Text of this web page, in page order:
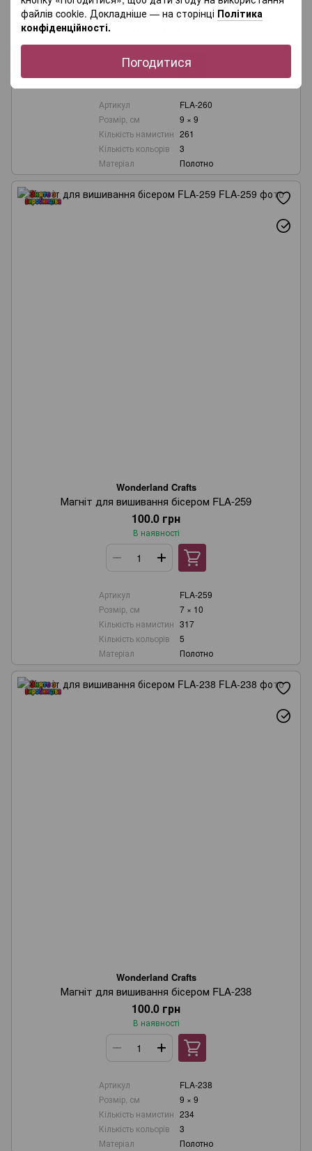
файлів cookie. Докладніше — на сторінці Політика
конфіденційності.
Погодитися
Магніт для вишивання бісером FLA-260
В наявності
Артикул
FLA-260
Розмір, см
9 × 9
Кількість намистин 261
Кількість кольорів
3
Матеріал
Полотно
Wonderland Crafts
Магніт для вишивання бісером FLA-259
100.0 грн
В наявності
Артикул
FLA-259
Розмір, см
7 × 10
Кількість намистин 317
Кількість кольорів
5
Матеріал
Полотно
Wonderland Crafts
Магніт для вишивання бісером FLA-238
100.0 грн
В наявності
Артикул
FLA-238
Розмір, см
9 × 9
Кількість намистин 234
Кількість кольорів
3
Матеріал
Полотно